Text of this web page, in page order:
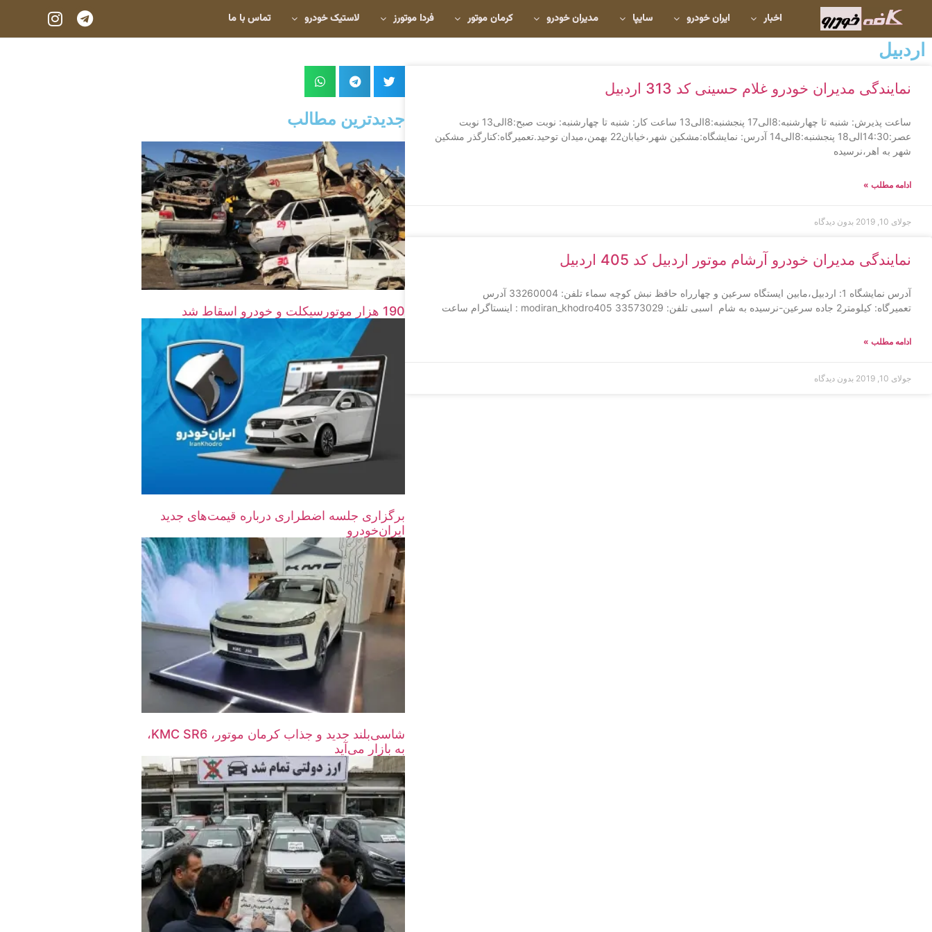
اخبار ایران خودرو سایپا مدیران خودرو کرمان موتور فردا موتورز لاستیک خودرو تماس با ما
اردبیل
نمایندگی مدیران خودرو غلام حسینی کد 313 اردبیل
ساعت پذیرش: شنبه تا چهارشنبه:8الی17 پنجشنبه:8الی13 ساعت کار: شنبه تا چهارشنبه: نوبت صبح:8الی13 نوبت
عصر:14:30الی18 پنجشنبه:8الی14 آدرس: نمایشگاه:مشکین شهر،خیابان22 بهمن،میدان توحید.تعمیرگاه:کنارگذر مشکین
شهر به اهر،نرسیده
ادامه مطلب »
جولای 10, 2019 بدون دیدگاه
نمایندگی مدیران خودرو آرشام موتور اردبیل کد 405 اردبیل
آدرس نمایشگاه 1: اردبیل،مابین ایستگاه سرعین و چهارراه حافظ نبش کوچه سماء تلفن: 33260004 آدرس
تعمیرگاه: کیلومتر2 جاده سرعین-نرسیده به شام اسبی تلفن: 33573029 modiran_khodro405 : اینستا‌گرام ساعت
ادامه مطلب »
جولای 10, 2019 بدون دیدگاه
جدیدترین مطالب
190 هزار موتورسیکلت و خودرو اسقاط شد
برگزاری جلسه اضطراری درباره قیمت‌های جدید
ایران‌خودرو
شاسی‌بلند جدید و جذاب کرمان موتور، KMC SR6،
به بازار می‌آید